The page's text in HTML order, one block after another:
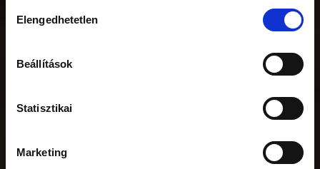
kiválasztása
Elengedhetetlen
Beállítások
Statisztikai
Marketing